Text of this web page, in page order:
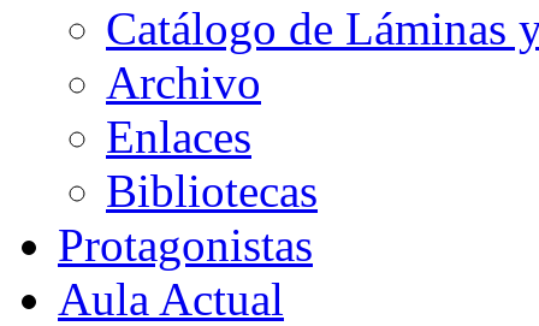
Catálogo de Láminas
Archivo
Enlaces
Bibliotecas
Protagonistas
Aula Actual